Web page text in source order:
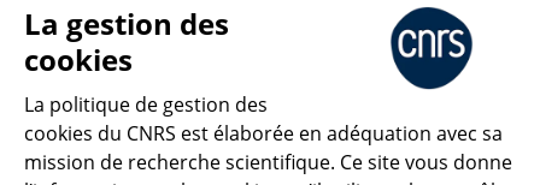
CNRS Le Mag
La gestion des
cookies
La politique de gestion des
cookies du CNRS est élaborée en adéquation avec sa
mission de recherche scientifique. Ce site vous donne